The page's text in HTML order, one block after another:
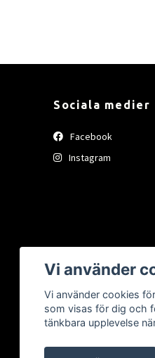
Sociala medier
Facebook
Instagram
Vi använder
Vi använder cookies
som visas för dig och
tänkbara upplevelse